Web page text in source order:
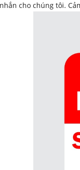
cho chúng tôi.